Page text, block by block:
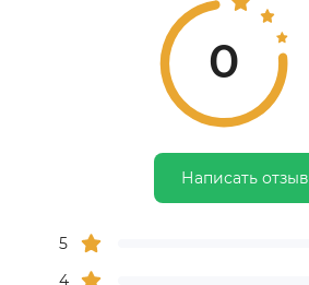
0
Написать отзыв
5